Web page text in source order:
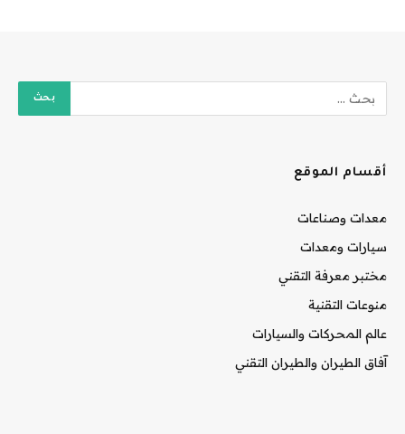
أقسام الموقع
معدات وصناعات
سيارات ومعدات
مختبر معرفة التقني
منوعات التقنية
عالم المحركات والسيارات
آفاق الطيران والطيران التقني